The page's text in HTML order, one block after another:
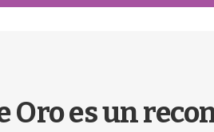
Oro es un